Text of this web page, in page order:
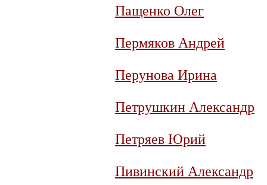
Пащенко Олег
Пермяков Андрей
Перунова Ирина
Петрушкин Александр
Петряев Юрий
Пивинский Александр